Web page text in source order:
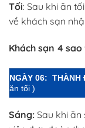
Tối: Sau khi ăn
về khách sạn
Khách sạn 4
NGÀY 06: THÀNH
ăn tối )
Sáng: Sau khi